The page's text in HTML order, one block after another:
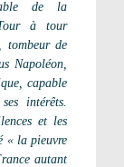
de la
à tour
tombeur de
Napoléon,
capable
intérêts.
et les
« la pieuvre
autant